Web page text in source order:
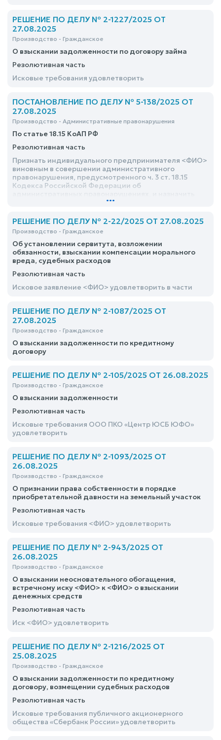
РЕШЕНИЕ ПО ДЕЛУ № 2-1227/2025 ОТ
27.08.2025
Производство - Гражданское
О взыскании задолженности по договору займа
Резолютивная часть
Исковые требования удовлетворить
ПОСТАНОВЛЕНИЕ ПО ДЕЛУ № 5-138/2025 ОТ
27.08.2025
Производство - Административные правонарушения
По статье 18.15 КоАП РФ
Резолютивная часть
Признать индивидуального предпринимателя <ФИО>
виновным в совершении административного
правонарушения, предусмотренного ч. 3 ст. 18.15
Кодекса Российской Федерации об
ему административное наказание в виде
...
РЕШЕНИЕ ПО ДЕЛУ № 2-22/2025 ОТ 27.08.2025
Производство - Гражданское
Об установлении сервитута, возложении
обязанности, взыскании компенсации морального
вреда, судебных расходов
Резолютивная часть
Исковое заявление <ФИО> удовлетворить в части
РЕШЕНИЕ ПО ДЕЛУ № 2-1087/2025 ОТ
27.08.2025
Производство - Гражданское
О взыскании задолженности по кредитному
договору
РЕШЕНИЕ ПО ДЕЛУ № 2-105/2025 ОТ 26.08.2025
Производство - Гражданское
О взыскании задолженности
Резолютивная часть
Исковые требования ООО ПКО «Центр ЮСБ ЮФО»
удовлетворить
РЕШЕНИЕ ПО ДЕЛУ № 2-1093/2025 ОТ
26.08.2025
Производство - Гражданское
О признании права собственности в порядке
приобретательной давности на земельный участок
Резолютивная часть
Исковые требования <ФИО> удовлетворить
РЕШЕНИЕ ПО ДЕЛУ № 2-943/2025 ОТ
26.08.2025
Производство - Гражданское
О взыскании неосновательного обогащения,
встречному иску <ФИО> к <ФИО> о взыскании
денежных средств
Резолютивная часть
Иск <ФИО> удовлетворить
РЕШЕНИЕ ПО ДЕЛУ № 2-1216/2025 ОТ
25.08.2025
Производство - Гражданское
О взыскании задолженности по кредитному
договору, возмещении судебных расходов
Резолютивная часть
Исковые требования публичного акционерного
общества «Сбербанк России» удовлетворить